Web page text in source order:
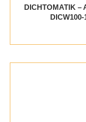
DICHTOMATIK –